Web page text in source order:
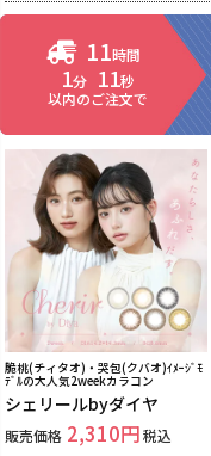
11時間
1分 10秒
以内のご注文で
脆桃(チィタオ)・哭包(クバオ)ｲﾒｰｼﾞﾓ
ﾃﾞﾙの大人気2weekカラコン
シェリールbyダイヤ
販売価格 2,310 税込